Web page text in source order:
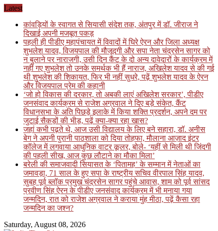
Skip
content
Latest
कांवड़ियों के स्वागत से सियासी संदेश तक, अंतपुर में डॉ. जीराज ने
दिखाई अपनी मजबूत पकड़
पहली ही पीडीए महापंचायत में विवादों में घिरे ऐरन और जिला अध्यक्ष
शुभलेश यादव, विजयपाल की मौजूदगी और सपा नेता चंद्रसेन सागर को
न बुलाने पर नाराजगी, उसी दिन कैंट के दो अन्य दावेदारों के कार्यक्रम में
नहीं गए शुभलेश तो उनके समर्थक भी हैं नाराज, अखिलेश यादव से की गई
थी शुभलेश की शिकायत, फिर भी नहीं सुधरे, पढ़ें शुभलेश यादव के ऐरन
और विजयपाल प्रेम की कहानी
‘जो हो विकास की दरकार, तो अबकी लाएं अखिलेश सरकार’, पीडीए
जनसंवाद कार्यक्रम से राजेश अग्रवाल ने दिए बड़े संकेत, कैंट
विधानसभा के अति पिछड़े इलाके में किया शक्ति प्रदर्शन, अपने दम पर
जुटाई सैकड़ों की भीड़, पढ़ें क्या-क्या रहा खास?
जहां कभी पढ़ते थे, आज उसी विद्यालय के लिए बने सहारा, डॉ. अनीस
बेग ने अपनी पुरानी पाठशाला को दिया तोहफा, मौलाना आज़ाद इंटर
कॉलेज में लगवाया आधुनिक वाटर कूलर, बोले- ‘यहीं से मिली थी जिंदगी
की पहली सीख, आज कुछ लौटाने का मौका मिला’
बरेली की समाजवादी सियासत के ‘पितामह’ के सम्मान में नेताओं का
जमावड़ा, 71 साल के हुए सपा के राष्ट्रीय सचिव वीरपाल सिंह यादव,
सुबह पूर्व ब्लॉक प्रमुख चंद्रसेन सागर पहुंचे आवास, शाम को पूर्व सांसद
प्रवीण सिंह ऐरन के पीडीए जनसंवाद कार्यक्रम में भी मनाया गया
जन्मदिन, रात को राजेश अग्रवाल ने कराया मुंह मीठा, पढ़ें कैसा रहा
जन्मदिन का जश्न?
Saturday, August 08, 2026